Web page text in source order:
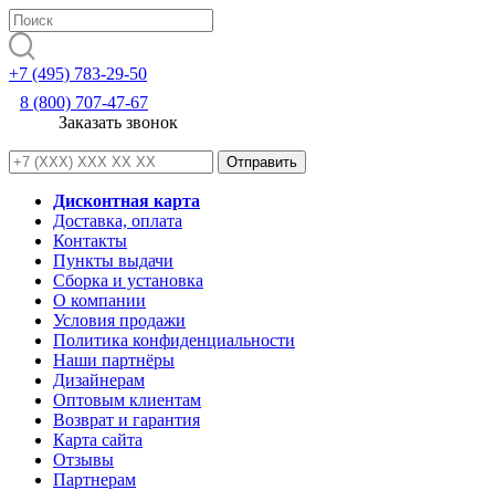
+7 (495) 783-29-50
8 (800) 707-47-67
Заказать звонок
Дисконтная карта
Доставка, оплата
Контакты
Пункты выдачи
Сборка и установка
О компании
Условия продажи
Политика конфиденциальности
Наши партнёры
Дизайнерам
Оптовым клиентам
Возврат и гарантия
Карта сайта
Отзывы
Партнерам